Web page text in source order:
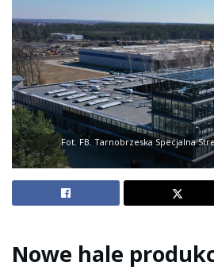
Fot. FB. Tarnobrzeska Specjalna
Nowe hale